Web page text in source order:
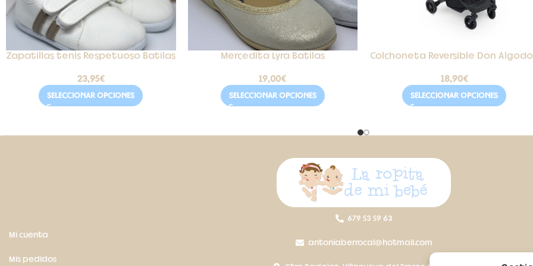
Zapatillas tenis Respetuoso Batilas
23,95€
SELECCIONAR OPCIONES
Mercedita Lyra Batilas
19,00€
SELECCIONAR OPCIONES
Colchoneta Reversible Don
18,90€
SELECCIONAR OPCIONES
Mi cuenta
Mis pedidos
679 53 59 63
antoniaberrocal@hotmail.com